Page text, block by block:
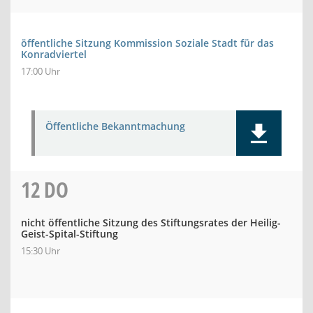
öffentliche Sitzung Kommission Soziale Stadt für das
Konradviertel
17:00 Uhr
Öffentliche Bekanntmachung
12DO
nicht öffentliche Sitzung des Stiftungsrates der Heilig-
Geist-Spital-Stiftung
15:30 Uhr